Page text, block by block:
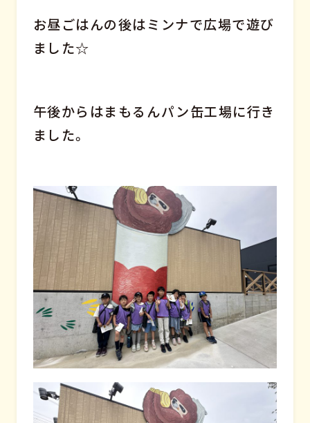
お昼ごはんの後はミンナで広場で遊び
ました☆
午後からはまもるんパン缶工場に行き
ました。